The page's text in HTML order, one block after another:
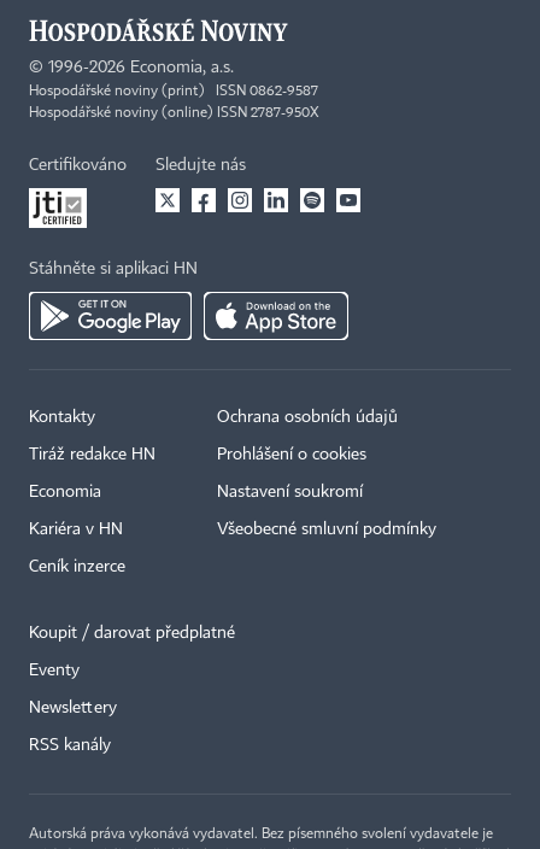
© 1996-2026 Economia, a.s.
Hospodářské noviny (print) ISSN 0862-9587
Hospodářské noviny (online) ISSN 2787-950X
Certifikováno Sledujte nás
Stáhněte si aplikaci HN
Kontakty
Tiráž redakce HN
Economia
Kariéra v HN
Ceník inzerce
Ochrana osobních údajů
Prohlášení o cookies
Nastavení soukromí
Všeobecné smluvní podmínky
Koupit / darovat předplatné
Eventy
Newslettery
RSS kanály
Autorská práva vykonává vydavatel. Bez písemného svolení vydavatele je